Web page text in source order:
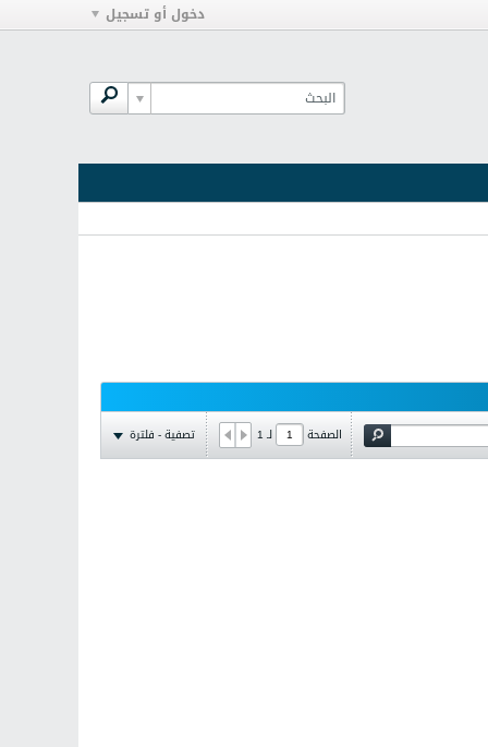
دخول أو تسجيل
الصفحة لـ1 تصفية - فلترة